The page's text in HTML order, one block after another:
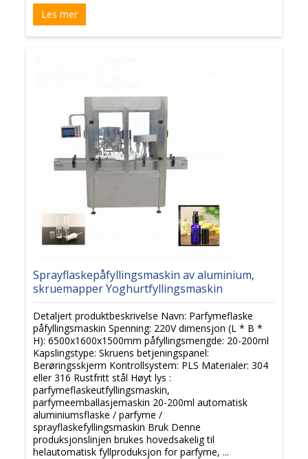
Les mer
Sprayflaskepåfyllingsmaskin av aluminium,
skruemapper Yoghurtfyllingsmaskin
Detaljert produktbeskrivelse Navn: Parfymeflaske
påfyllingsmaskin Spenning: 220V dimensjon (L * B *
H): 6500x1600x1500mm påfyllingsmengde: 20-200ml
Kapslingstype: Skruens betjeningspanel:
Berøringsskjerm Kontrollsystem: PLS Materialer: 304
eller 316 Rustfritt stål Høyt lys :
parfymeflaskeutfyllingsmaskin,
parfymeemballasjemaskin 20-200ml automatisk
aluminiumsflaske / parfyme /
sprayflaskefyllingsmaskin Bruk Denne
produksjonslinjen brukes hovedsakelig til
helautomatisk fyllproduksjon for parfyme, ...